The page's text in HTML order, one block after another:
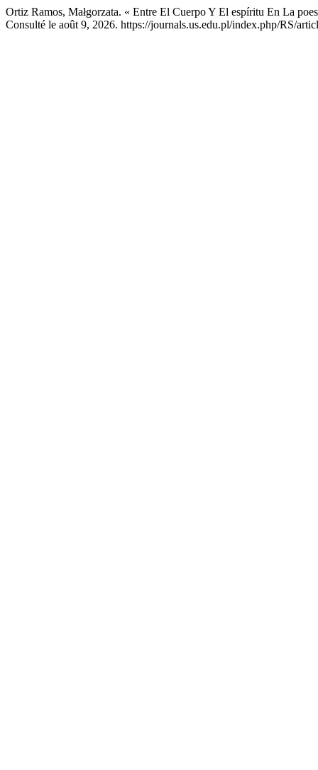
Ortiz Ramos, Małgorzata. « Entre El Cuerpo Y El espíritu En La
Consulté le août 9, 2026. https://journals.us.edu.pl/index.php/RS/